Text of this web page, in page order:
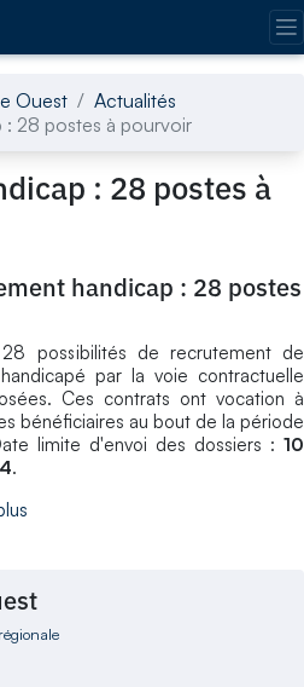
Ouest
Actualités
: 28 postes à pourvoir
: 28 postes à
handicap : 28 postes
possibilités de recrutement de
par la voie contractuelle
Ces contrats ont vocation à
bénéficiaires au bout de la période
limite d'envoi des dossiers : 10
.